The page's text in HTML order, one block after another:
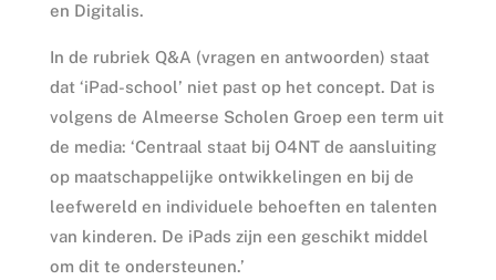
en Digitalis.
In de rubriek Q&A (vragen en antwoorden) staat
dat ‘iPad-school’ niet past op het concept. Dat is
volgens de Almeerse Scholen Groep een term uit
de media: ‘Centraal staat bij O4NT de aansluiting
op maatschappelijke ontwikkelingen en bij de
leefwereld en individuele behoeften en talenten
van kinderen. De iPads zijn een geschikt middel
om dit te ondersteunen.’